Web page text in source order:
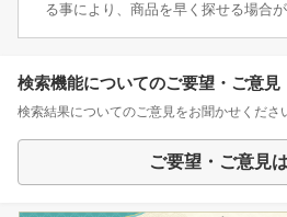
る事により、商品を早く探せる場合が
検索機能についてのご要望・ご意見
検索結果についてのご意見をお聞かせくださ
ご要望・ご意見